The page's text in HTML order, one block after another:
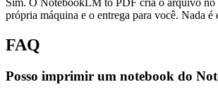
própria máquina e o entrega para você. Nada
FAQ
Posso imprimir um notebook do